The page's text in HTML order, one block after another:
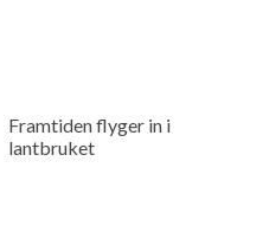
Framtiden flyger in i
lantbruket